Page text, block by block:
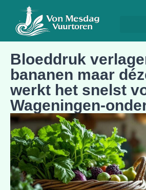
Bloeddruk
bananen maar
werkt het snelst
Wageningen-